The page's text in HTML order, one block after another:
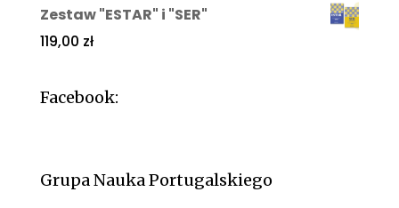
Zestaw "ESTAR" i "SER"
119,00 zł
Facebook:
Grupa Nauka Portugalskiego